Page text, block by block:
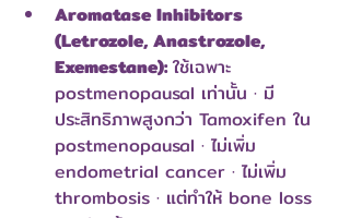
Aromatase Inhibitors
(Letrozole, Anastrozole,
Exemestane): ใช้เฉพาะ
postmenopausal เท่านั้น · มี
ประสิทธิภาพสูงกว่า Tamoxifen ใน
postmenopausal · ไม่เพิ่ม
endometrial cancer · ไม่เพิ่ม
thrombosis · แต่ทำให้ bone loss